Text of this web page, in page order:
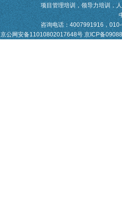
项目管理培训，领导力培训
咨询电话：4007991916，
京公网安备11010802017648号京ICP备